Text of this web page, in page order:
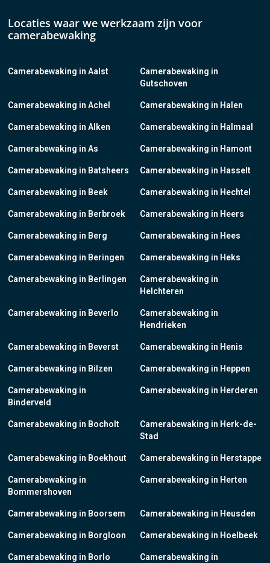
Locaties waar we werkzaam zijn voor
camerabewaking
Camerabewaking in Aalst
Camerabewaking in Achel
Camerabewaking in Alken
Camerabewaking in As
Camerabewaking in Batsheers
Camerabewaking in Beek
Camerabewaking in Berbroek
Camerabewaking in Berg
Camerabewaking in Beringen
Camerabewaking in Berlingen
Camerabewaking in Beverlo
Camerabewaking in Beverst
Camerabewaking in Bilzen
Camerabewaking in
Binderveld
Camerabewaking in Bocholt
Camerabewaking in Boekhout
Camerabewaking in
Bommershoven
Camerabewaking in Boorsem
Camerabewaking in Borgloon
Camerabewaking in Borlo
Camerabewaking in
Gutschoven
Camerabewaking in Halen
Camerabewaking in Halmaal
Camerabewaking in Hamont
Camerabewaking in Hasselt
Camerabewaking in Hechtel
Camerabewaking in Heers
Camerabewaking in Hees
Camerabewaking in Heks
Camerabewaking in
Helchteren
Camerabewaking in
Hendrieken
Camerabewaking in Henis
Camerabewaking in Heppen
Camerabewaking in Herderen
Camerabewaking in Herk-de-
Stad
Camerabewaking in Herstappe
Camerabewaking in Herten
Camerabewaking in Heusden
Camerabewaking in Hoelbeek
Camerabewaking in